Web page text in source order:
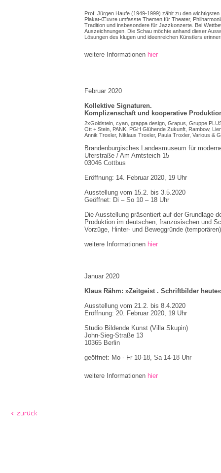
Prof. Jürgen Haufe (1949-1999) zählt zu den
Plakat-Œuvre umfasste Themen für Theater,
Tradition und insbesondere für Jazzkonzerte. Bei
Auszeichnungen. Die Schau möchte anhand dieser
Lösungen des klugen und ideenreichen Künstlers
weitere Informationen hier
Februar 2020
Kollektive Signaturen.
Komplizenschaft und kooperative
2xGoldstein, cyan, grappa design, Grapus, Gruppe
Ott + Stein, PANK, PGH Glühende Zukunft, Rambow,
Annik Troxler, Niklaus Troxler, Paula Troxler, Various &
Brandenburgisches Landesmuseum für
Uferstraße / Am Amtsteich 15
03046 Cottbus
Eröffnung: 14. Februar 2020, 19 Uhr
Ausstellung vom 15.2. bis 3.5.2020
Geöffnet: Di – So 10 – 18 Uhr
Die Ausstellung präsentiert auf der Grundlage
Produktion im deutschen, französischen und
Vorzüge, Hinter- und Beweggründe
weitere Informationen hier
Januar 2020
Klaus Rähm: »Zeitgeist . Schriftbilder heute«
Ausstellung vom 21.2. bis 8.4.2020
Eröffnung: 20. Februar 2020, 19 Uhr
Studio Bildende Kunst (Villa Skupin)
John-Sieg-Straße 13
10365 Berlin
geöffnet: Mo - Fr 10-18, Sa 14-18 Uhr
weitere Informationen hier